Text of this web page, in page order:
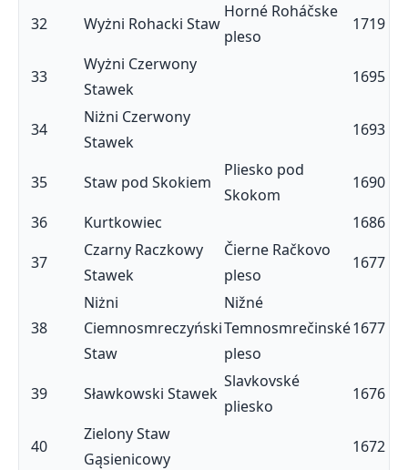
32 Wyżni Rohacki Staw
Horné Roháčske
pleso
1719
33
Wyżni Czerwony
Stawek
1695
34
Niżni Czerwony
Stawek
1693
35 Staw pod Skokiem
Pliesko pod
Skokom
1690
36
Kurtkowiec
1686
37
Czarny Raczkowy
Stawek
Čierne Račkovo
pleso
1677
38
Niżni
Ciemnosmreczyński
Staw
Nižné
Temnosmrečinské
pleso
1677
39 Sławkowski Stawek
Slavkovské
pliesko
1676
40
Zielony Staw
Gąsienicowy
1672